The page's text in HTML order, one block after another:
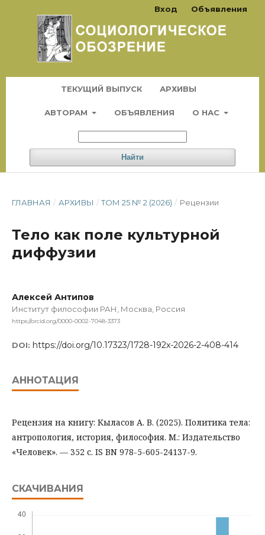
ТЕКУЩИЙ ВЫПУСК АРХИВЫ
АВТОРАМ ОБЪЯВЛЕНИЯ О НАС
Найти
Вход Объявления
ГЛАВНАЯ / АРХИВЫ / ТОМ 25 № 2 (2026) / Рецензии
Тело как поле культурной
диффузии
Алексей Антипов
Институт философии РАН, Москва, Россия
https://orcid.org/0000-0002-7048-3373
DOI: https://doi.org/10.17323/1728-192x-2026-2-408-414
АННОТАЦИЯ
Рецензия на книгу: Кыласов А. В. (2025). Политика тела:
антропология, история, философия. М.: Издательство
«Человек». — 352 с. IS BN 978-5-605-24137-9.
СКАЧИВАНИЯ